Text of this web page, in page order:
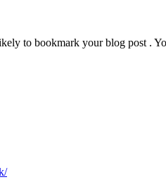
to bookmark your blog post .